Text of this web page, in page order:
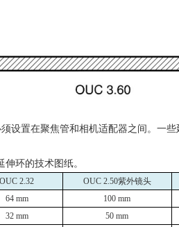
设置在聚焦管和相机适配器之间。一
环的技术图纸。
OUC 2.32 OUC 2.50紫外镜头
64 mm 100 mm
32 mm 50 mm